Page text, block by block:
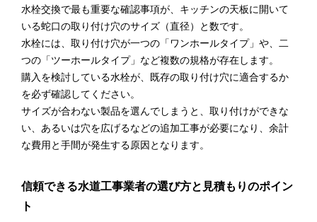
水栓交換で最も重要な確認事項が、キッチンの天板に開いて
いる蛇口の取り付け穴のサイズ（直径）と数です。
水栓には、取り付け穴が一つの「ワンホールタイプ」や、二
つの「ツーホールタイプ」など複数の規格が存在します。
購入を検討している水栓が、既存の取り付け穴に適合するか
を必ず確認してください。
サイズが合わない製品を選んでしまうと、取り付けができな
い、あるいは穴を広げるなどの追加工事が必要になり、余計
な費用と手間が発生する原因となります。
信頼できる水道工事業者の選び方と見積もりのポイン
ト